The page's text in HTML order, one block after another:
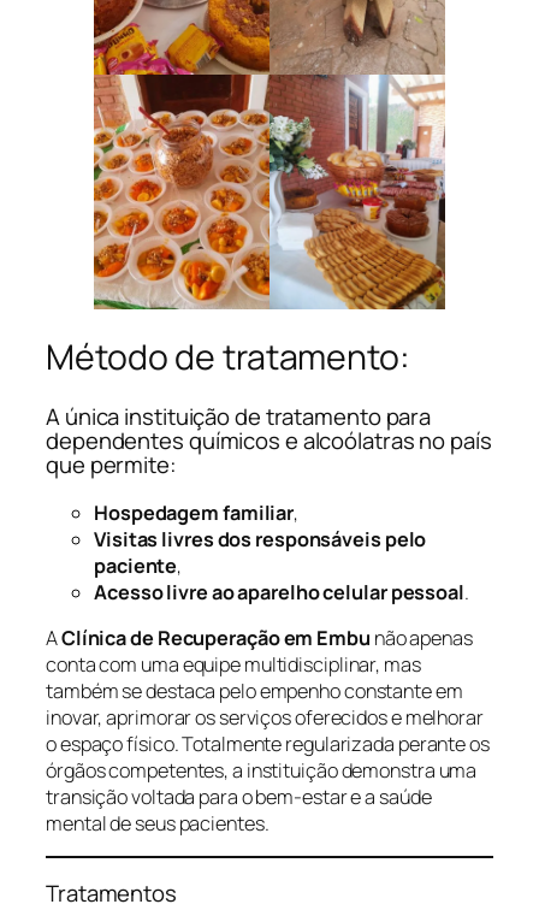
Método de tratamento:
A única instituição de tratamento para
dependentes químicos e alcoólatras no país
que permite:
Hospedagem familiar,
Visitas livres dos responsáveis pelo
paciente,
Acesso livre ao aparelho celular pessoal.
AClínica de Recuperação em Embu não apenas
conta com uma equipe multidisciplinar, mas
também se destaca pelo empenho constante em
inovar, aprimorar os serviços oferecidos e melhorar
o espaço físico. Totalmente regularizada perante os
órgãos competentes, a instituição demonstra uma
transição voltada para o bem-estar e a saúde
mental de seus pacientes.
Tratamentos